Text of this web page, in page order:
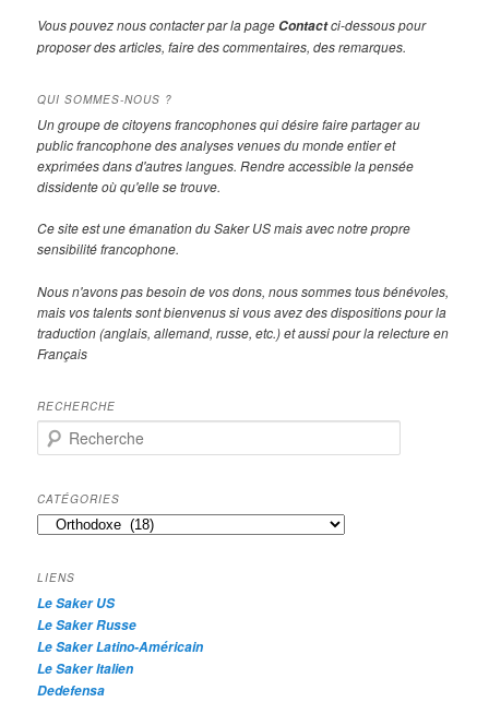
Vous pouvez nous contacter par la page Contactci-dessous pour
proposer des articles, faire des commentaires, des remarques.
QUI SOMMES-NOUS ?
Un groupe de citoyens francophones qui désire faire partager au
public francophone des analyses venues du monde entier et
exprimées dans d'autres langues. Rendre accessible la pensée
dissidente où qu'elle se trouve.
Ce site est une émanation du Saker US mais avec notre propre
sensibilité francophone.
Nous n'avons pas besoin de vos dons, nous sommes tous bénévoles,
mais vos talents sont bienvenus si vous avez des dispositions pour la
traduction (anglais, allemand, russe, etc.) et aussi pour la relecture en
Français
RECHERCHE
e
h
e
r
h
e
CATÉGORIES
Catégories
LIENS
Le Saker US
Le Saker Russe
Le Saker Latino-Américain
Le Saker Italien
Dedefensa